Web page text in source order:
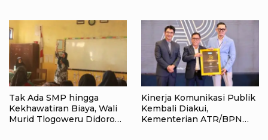
Ampat
Tak Ada SMP hingga
Kekhawatiran Biaya, Wali
Murid Tlogoweru Didorong
Kinerja Komunikasi Publik
Kembali Diakui,
Kementerian ATR/BPN